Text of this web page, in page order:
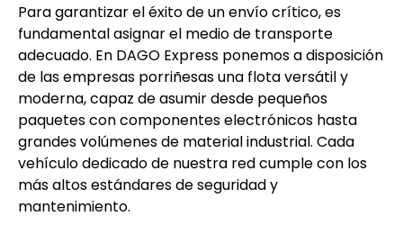
Para garantizar el éxito de un envío crítico, es
fundamental asignar el medio de transporte
adecuado. En DAGO Express ponemos a disposición
de las empresas porriñesas una flota versátil y
moderna, capaz de asumir desde pequeños
paquetes con componentes electrónicos hasta
grandes volúmenes de material industrial. Cada
vehículo dedicado de nuestra red cumple con los
más altos estándares de seguridad y
mantenimiento.